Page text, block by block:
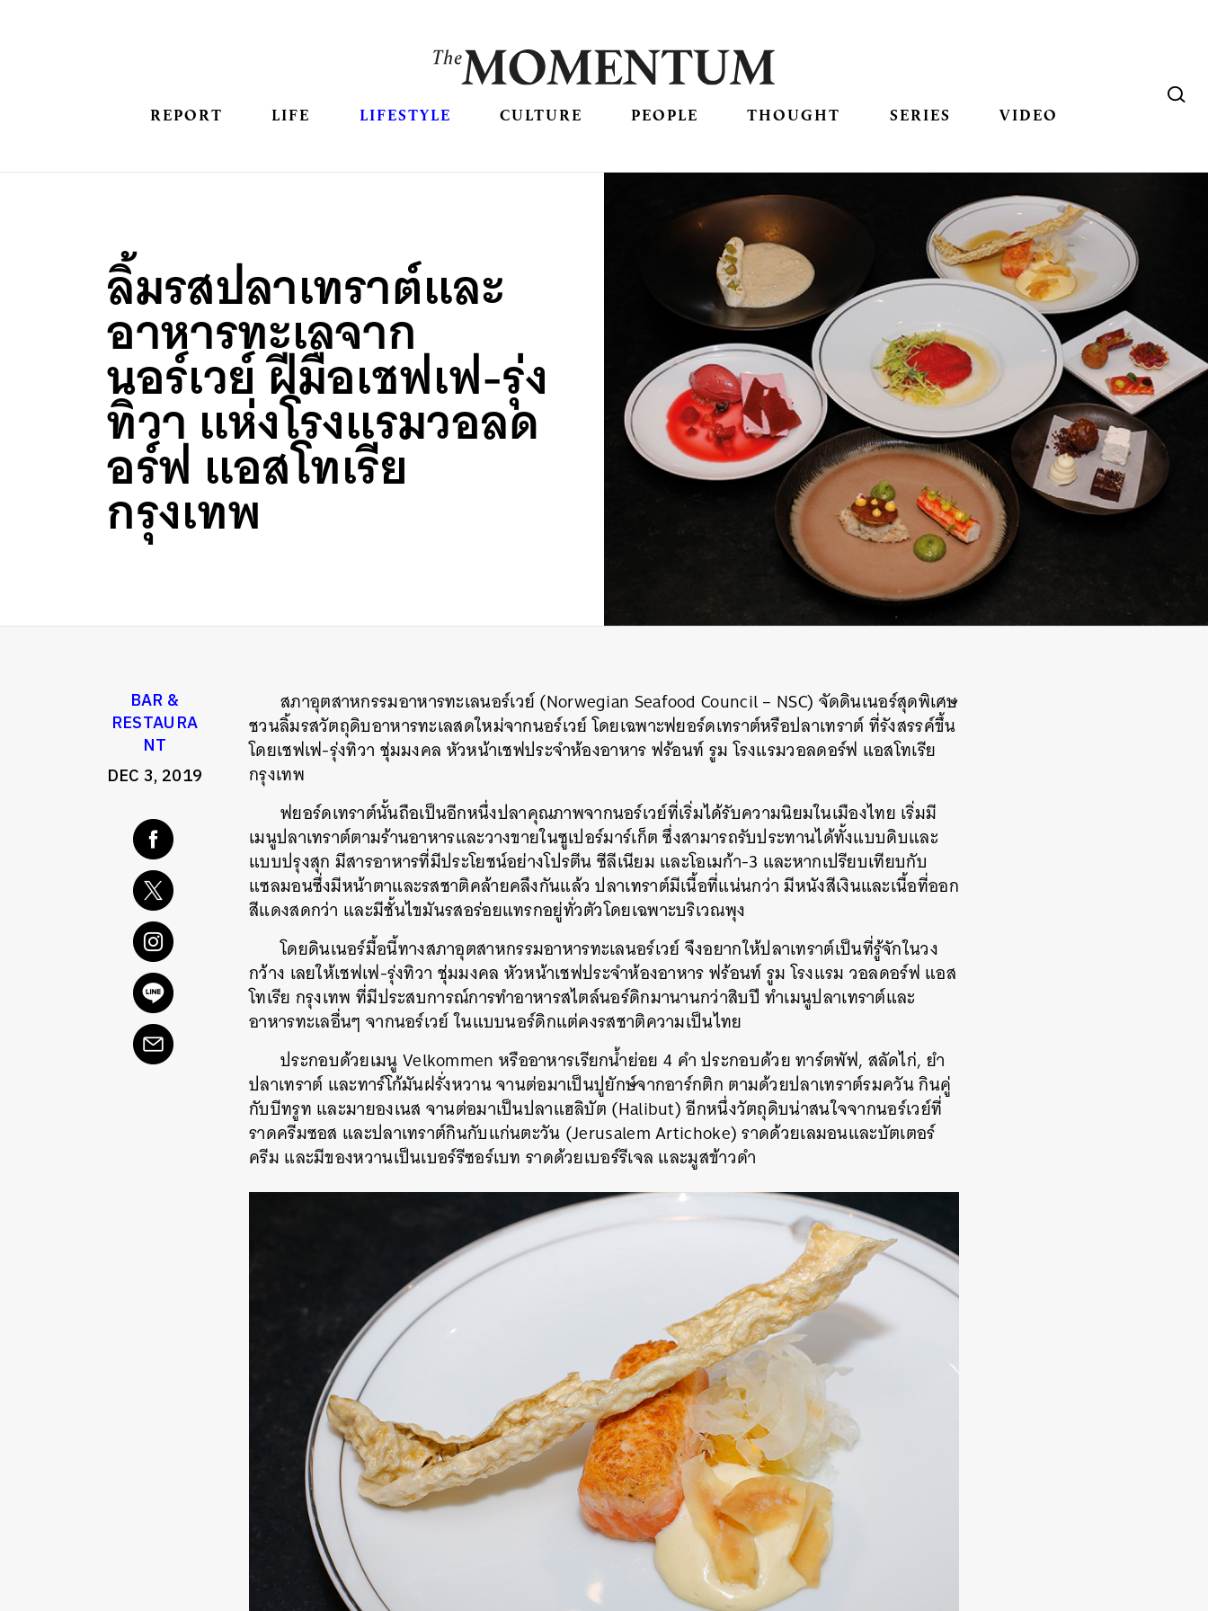
REPORT LIFE LIFESTYLE CULTURE PEOPLE THOUGHT SERIES VIDEO
ลิ้มรสปลาเทราต์และ
อาหารทะเลจาก
นอร์เวย์ ฝีมือเชฟเฟ-รุ่ง
ทิวา แห่งโรงแรมวอลด
อร์ฟ แอสโทเรีย
กรุงเทพ
BAR &
RESTAURA
NT
DEC 3, 2019
สภาอุตสาหกรรมอาหารทะเลนอร์เวย์ (Norwegian Seafood Council – NSC) จัดดินเนอร์สุดพิเศษ
ชวนลิ้มรสวัตถุดิบอาหารทะเลสดใหม่จากนอร์เวย์ โดยเฉพาะฟยอร์ดเทราต์หรือปลาเทราต์ ที่รังสรรค์ขึ้น
โดยเชฟเฟ-รุ่งทิวา ชุ่มมงคล หัวหน้าเชฟประจำห้องอาหาร ฟร้อนท์ รูม โรงแรมวอลดอร์ฟ แอสโทเรีย
กรุงเทพ
ฟยอร์ดเทราต์นั้นถือเป็นอีกหนึ่งปลาคุณภาพจากนอร์เวย์ที่เริ่มได้รับความนิยมในเมืองไทย เริ่มมี
เมนูปลาเทราต์ตามร้านอาหารและวางขายในซูเปอร์มาร์เก็ต ซึ่งสามารถรับประทานได้ทั้งแบบดิบและ
แบบปรุงสุก มีสารอาหารที่มีประโยชน์อย่างโปรตีน ซีลีเนียม และโอเมก้า-3 และหากเปรียบเทียบกับ
แซลมอนซึ่งมีหน้าตาและรสชาติคล้ายคลึงกันแล้ว ปลาเทราต์มีเนื้อที่แน่นกว่า มีหนังสีเงินและเนื้อที่ออก
สีแดงสดกว่า และมีชั้นไขมันรสอร่อยแทรกอยู่ทั่วตัวโดยเฉพาะบริเวณพุง
โดยดินเนอร์มื้อนี้ทางสภาอุตสาหกรรมอาหารทะเลนอร์เวย์ จึงอยากให้ปลาเทราต์เป็นที่รู้จักในวง
กว้าง เลยให้เชฟเฟ-รุ่งทิวา ชุ่มมงคล หัวหน้าเชฟประจำห้องอาหาร ฟร้อนท์ รูม โรงแรม วอลดอร์ฟ แอส
โทเรีย กรุงเทพ ที่มีประสบการณ์การทำอาหารสไตล์นอร์ดิกมานานกว่าสิบปี ทำเมนูปลาเทราต์และ
อาหารทะเลอื่นๆ จากนอร์เวย์ ในแบบนอร์ดิกแต่คงรสชาติความเป็นไทย
ประกอบด้วยเมนู Velkommen หรืออาหารเรียกน้ำย่อย 4 คำ ประกอบด้วย ทาร์ตพัฟ, สลัดไก่, ยำ
ปลาเทราต์ และทาร์โก้มันฝรั่งหวาน จานต่อมาเป็นปูยักษ์จากอาร์กติก ตามด้วยปลาเทราต์รมควัน กินคู่
กับบีทรูท และมายองเนส จานต่อมาเป็นปลาแฮลิบัต (Halibut) อีกหนึ่งวัตถุดิบน่าสนใจจากนอร์เวย์ที่
ราดครีมซอส และปลาเทราต์กินกับแก่นตะวัน (Jerusalem Artichoke) ราดด้วยเลมอนและบัตเตอร์
ครีม และมีของหวานเป็นเบอร์รีซอร์เบท ราดด้วยเบอร์รีเจล และมูสข้าวดำ